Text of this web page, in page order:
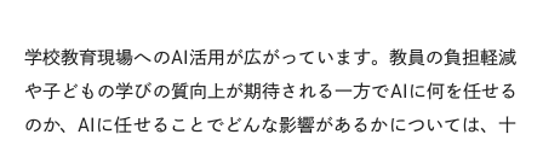
学校教育現場へのAI活用が広がっています。教員の負担軽減
や子どもの学びの質向上が期待される一方でAIに何を任せる
のか、AIに任せることでどんな影響があるかについては、十